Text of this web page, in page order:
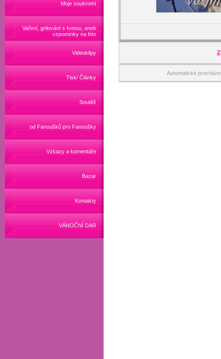
Moje soukromí
Vaření, grilování s Ivetou, aneb
vzpomínky na léto
Videoklipy
Tisk/ Články
Soutěž
od Fanoušků pro Fanoušky
Vzkazy a komentáře
Bazar
Kontakty
VÁNOČNÍ DAR
Automatické